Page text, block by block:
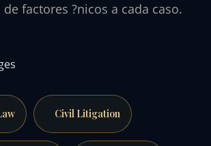
factores ?nicos a cada caso.
Civil Litigation